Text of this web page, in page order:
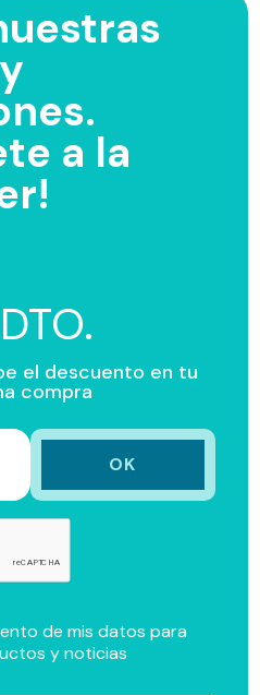
a la
DTO.
el descuento en tu
compra
de mis datos para
y noticias